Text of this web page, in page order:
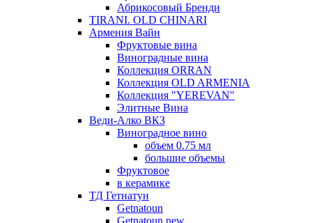
Абрикосовый Бренди
TIRANI. OLD CHINARI
Армения Вайн
Фруктовые вина
Виноградные вина
Коллекция ORRAN
Коллекция OLD ARMENIA
Коллекция "YEREVAN"
Элитные Вина
Веди-Алко ВКЗ
Виноградное вино
объем 0.75 мл
большие объемы
Фруктовое
в керамике
ТД Гетнатун
Getnatoun
Getnatoun new